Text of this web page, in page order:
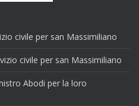
civile per san Massimiliano
civile per san Massimiliano
Abodi per la loro